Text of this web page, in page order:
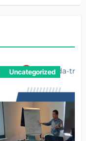
Uncategorized